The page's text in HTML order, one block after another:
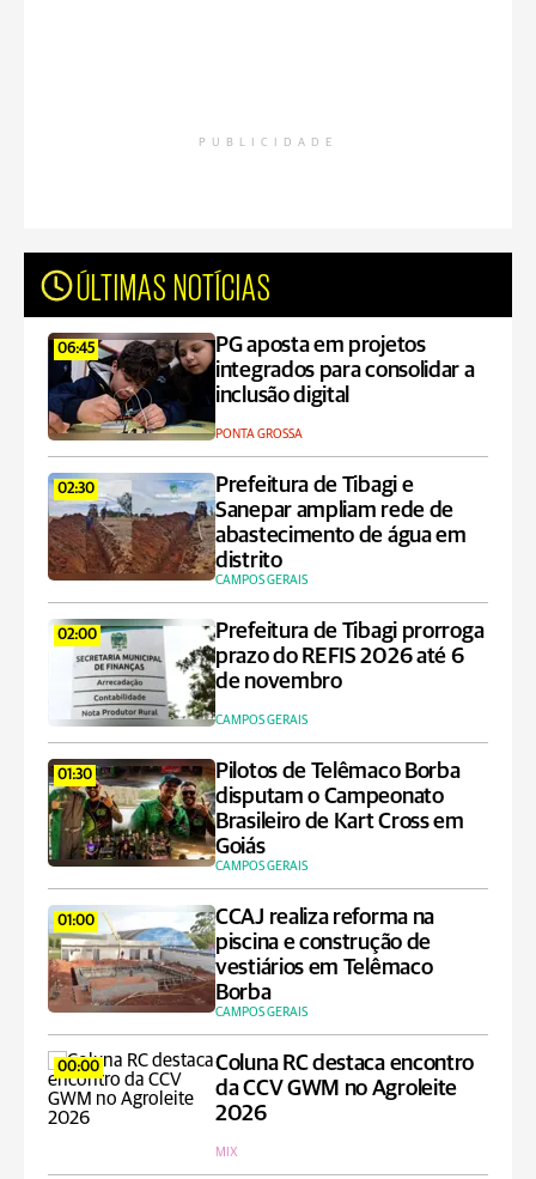
PUBLICIDADE
ÚLTIMAS NOTÍCIAS
06:45
PG aposta em projetos
integrados para consolidar a
inclusão digital
PONTA GROSSA
02:30
Prefeitura de Tibagi e
Sanepar ampliam rede de
abastecimento de água em
distrito
CAMPOS GERAIS
02:00
Prefeitura de Tibagi prorroga
prazo do REFIS 2026 até 6
de novembro
CAMPOS GERAIS
01:30
Pilotos de Telêmaco Borba
disputam o Campeonato
Brasileiro de Kart Cross em
Goiás
CAMPOS GERAIS
01:00
CCAJ realiza reforma na
piscina e construção de
vestiários em Telêmaco
Borba
CAMPOS GERAIS
00:00
Coluna RC destaca encontro
da CCV GWM no Agroleite
2026
MIX